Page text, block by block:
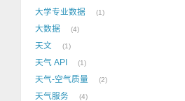
大学专业数据 1
大数据 4
天文 1
天气 API 1
天气-空气质量 2
天气服务 4